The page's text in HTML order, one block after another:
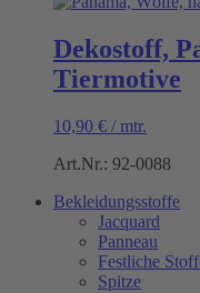
Dekostoff,
Tiermotive
10,90 € / mtr.
Art.Nr.: 92-0088
Bekleidungsstoffe
Jacquard
Panneau
Festliche
Spitze